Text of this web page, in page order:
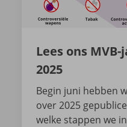
Lees ons
2025
Begin juni hebben
over 2025
welke stappen we